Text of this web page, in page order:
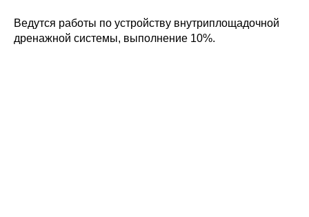
Ведутся работы по устройству внутриплощадочной
дренажной системы, выполнение 10%.